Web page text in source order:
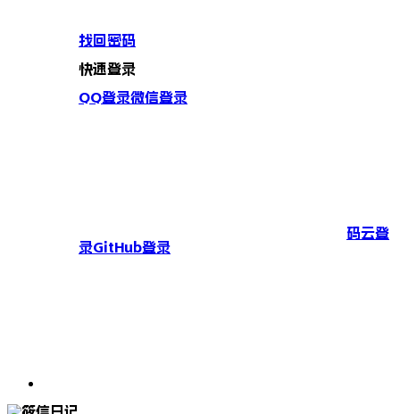
找回密码
快速登录
QQ登录微信登录
码云登
录GitHub登录